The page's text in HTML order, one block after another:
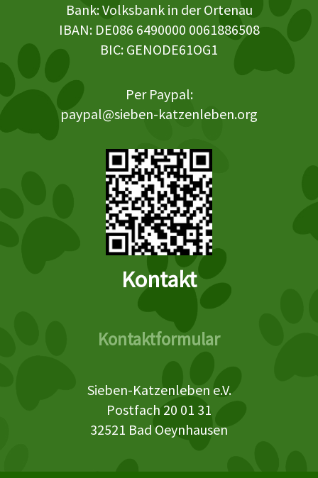
Bank: Volksbank in der Ortenau
IBAN: DE086 6490000 0061886508
BIC: GENODE61OG1
Per Paypal:
paypal@sieben-katzenleben.org
Kontakt
Kontaktformular
Sieben-Katzenleben e.V.
Postfach 20 01 31
32521 Bad Oeynhausen